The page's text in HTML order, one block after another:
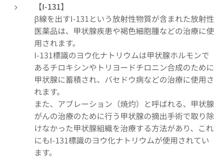
【I-131】
β線を出すI-131という放射性物質が含まれた放射性
医薬品は、甲状腺疾患や褐色細胞腫などの治療に使
用されます。
I-131標識のヨウ化ナトリウムは甲状腺ホルモンで
あるチロキシンやトリヨードチロニン合成のために
甲状腺に蓄積され、バセドウ病などの治療に使用さ
れます。
また、アブレーション（焼灼）と呼ばれる、甲状腺
がんの治療のために行う甲状腺の摘出手術で取り除
けなかった甲状腺組織を治療する方法があり、これ
にもI-131標識のヨウ化ナトリウムが使用されてい
ます。